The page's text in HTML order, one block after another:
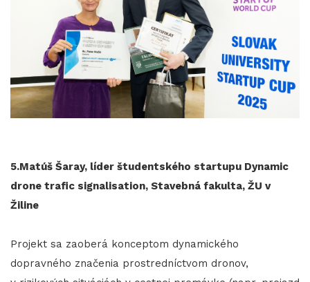
5.Matúš Šaray, líder študentského startupu Dynamic
drone trafic signalisation, Stavebná fakulta, ŽU v
Žiline
Projekt sa zaoberá konceptom dynamického
dopravného značenia prostredníctvom dronov,